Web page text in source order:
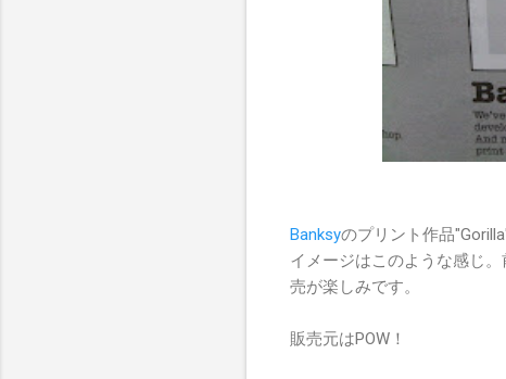
Banksyのプリント作品
イメージはこのような感じ。
売が楽しみです。
販売元はPOW！